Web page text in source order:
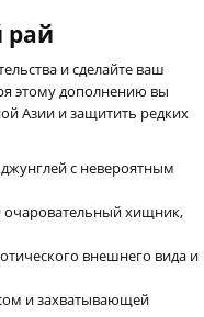
рай
и сделайте ваш
этому дополнению вы
Азии и защитить редких
с невероятным
очаровательный хищник,
внешнего вида и
и захватывающей